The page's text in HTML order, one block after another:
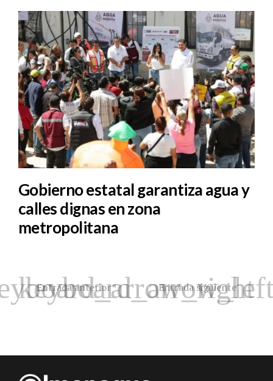
Gobierno estatal garantiza agua y
calles dignas en zona
metropolitana
Entrada anterior Entrada siguiente